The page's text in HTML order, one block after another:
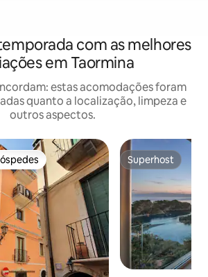
com as melhores
em Taormina
estas acomodações foram
quanto a localização, limpeza e
outros aspectos.
preferidos dos hóspedes Superhost
Superhost